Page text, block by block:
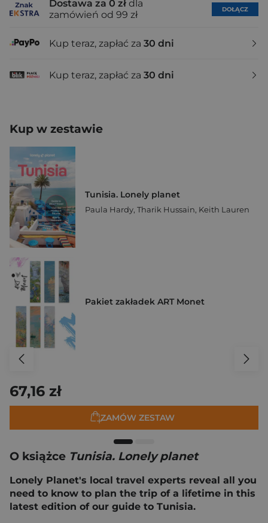
Dostawa za 0 zł dla
zamówień od 99 zł
DOŁĄCZ
Kup teraz, zapłać za 30 dni
Kup teraz, zapłać za 30 dni
Kup w zestawie
Tunisia. Lonely planet
Paula Hardy, Tharik Hussain, Keith Lauren
Pakiet zakładek ART Monet
67,16 zł
ZAMÓW ZESTAW
O książce Tunisia. Lonely planet
Lonely Planet's local travel experts reveal all you
need to know to plan the trip of a lifetime in this
latest edition of our guide to Tunisia.